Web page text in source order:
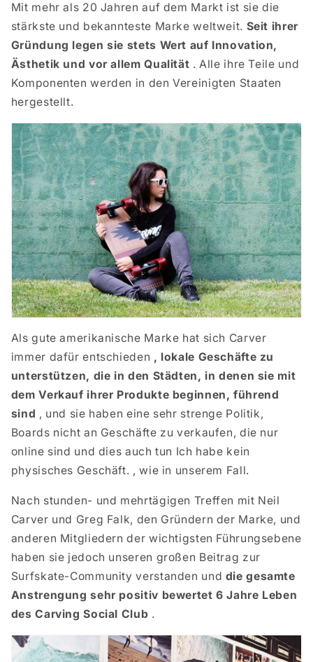
Mit mehr als 20 Jahren auf dem Markt ist sie die
stärkste und bekannteste Marke weltweit. Seit ihrer
Gründung legen sie stets Wert auf Innovation,
Ästhetik und vor allem Qualität . Alle ihre Teile und
Komponenten werden in den Vereinigten Staaten
hergestellt.
Als gute amerikanische Marke hat sich Carver
immer dafür entschieden , lokale Geschäfte zu
unterstützen, die in den Städten, in denen sie mit
dem Verkauf ihrer Produkte beginnen, führend
sind , und sie haben eine sehr strenge Politik,
Boards nicht an Geschäfte zu verkaufen, die nur
online sind und dies auch tun Ich habe kein
physisches Geschäft. , wie in unserem Fall.
Nach stunden- und mehrtägigen Treffen mit Neil
Carver und Greg Falk, den Gründern der Marke, und
anderen Mitgliedern der wichtigsten Führungsebene
haben sie jedoch unseren großen Beitrag zur
Surfskate-Community verstanden und die gesamte
Anstrengung sehr positiv bewertet 6 Jahre Leben
des Carving Social Club .